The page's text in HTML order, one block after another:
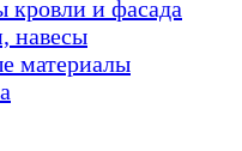
кровли и фасада
навесы
материалы